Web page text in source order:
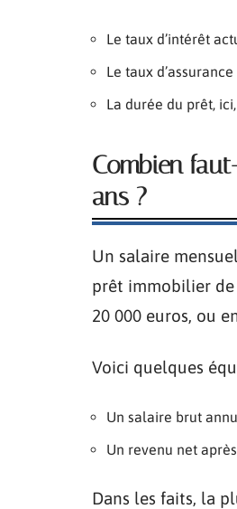
Le taux d’intérêt
Le taux
La durée du prêt, ici,
Combien
ans ?
Un salaire mensuel
prêt immobilier de
20 000 euros, ou
Voici quelques
Un salaire brut
Un revenu net
Dans les faits, la